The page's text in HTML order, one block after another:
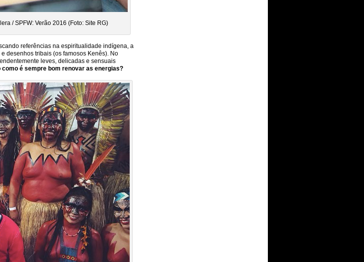
/ SPFW: Verão 2016 (Foto: Site RG)
referências na espiritualidade indígena, a
desenhos tribais (os famosos Kenês). No
leves, delicadas e sensuais
como é sempre bom renovar as energias?